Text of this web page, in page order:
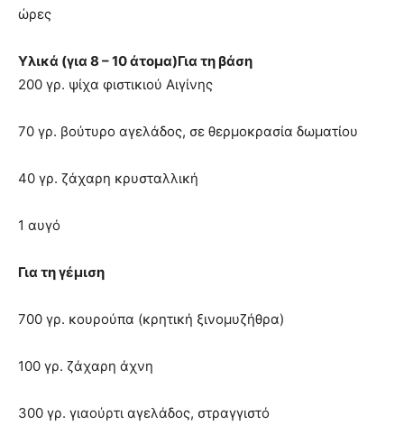
ώρες
Υλικά (για 8 – 10 άτομα)Για τη βάση
200 γρ. ψίχα φιστικιού Αιγίνης
70 γρ. βούτυρο αγελάδος, σε θερμοκρασία δωματίου
40 γρ. ζάχαρη κρυσταλλική
1 αυγό
Για τη γέμιση
700 γρ. κουρούπα (κρητική ξινομυζήθρα)
100 γρ. ζάχαρη άχνη
300 γρ. γιαούρτι αγελάδος, στραγγιστό